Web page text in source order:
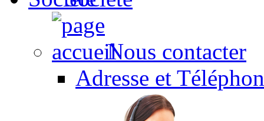
Nous contacter
Adresse et